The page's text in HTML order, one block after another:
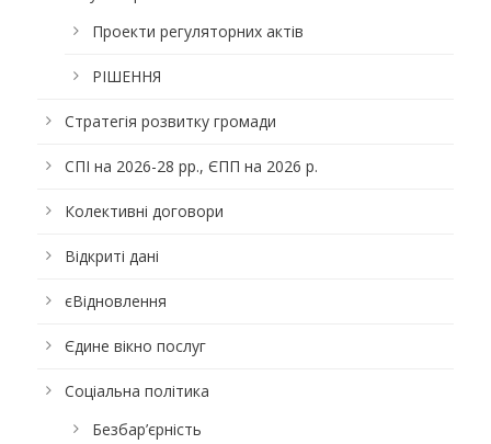
Проекти регуляторних актів
РІШЕННЯ
Стратегія розвитку громади
СПІ на 2026-28 рр., ЄПП на 2026 р.
Колективні договори
Відкриті дані
єВідновлення
Єдине вікно послуг
Соціальна політика
Безбар’єрність